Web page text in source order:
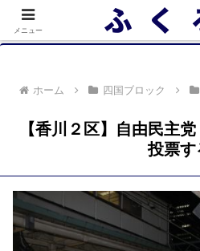
落選者一覧 政
ホーム 四国ブロック
【香川２区】自由民主
投票す
メニュー